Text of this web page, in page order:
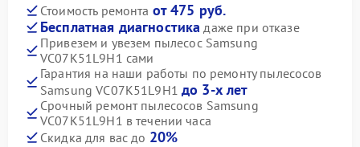
Стоимость ремонта от 475 руб.
Бесплатная диагностика даже при отказе
Привезем и увезем пылесос Samsung
VC07K51L9H1 сами
Гарантия на наши работы по ремонту пылесосов
Samsung VC07K51L9H1 до 3-х лет
Срочный ремонт пылесосов Samsung
VC07K51L9H1 в течении часа
Скидка для вас до 20%